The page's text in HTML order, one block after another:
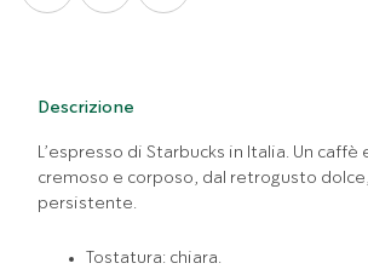
Descrizione
L’espresso di Starbucks in Italia. Un
cremoso e corposo, dal retrogusto
persistente.
Tostatura: chiara.